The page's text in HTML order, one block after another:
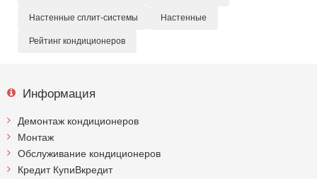
Настенные сплит-системы Настенные
Рейтинг кондиционеров
Информация
Демонтаж кондиционеров
Монтаж
Обслуживание кондиционеров
Кредит КупиВкредит